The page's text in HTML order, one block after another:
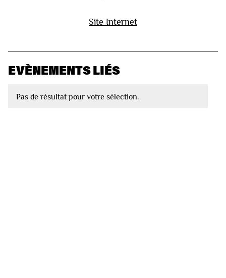
Site Internet
EVÈNEMENTS LIÉS
Pas de résultat pour votre sélection.